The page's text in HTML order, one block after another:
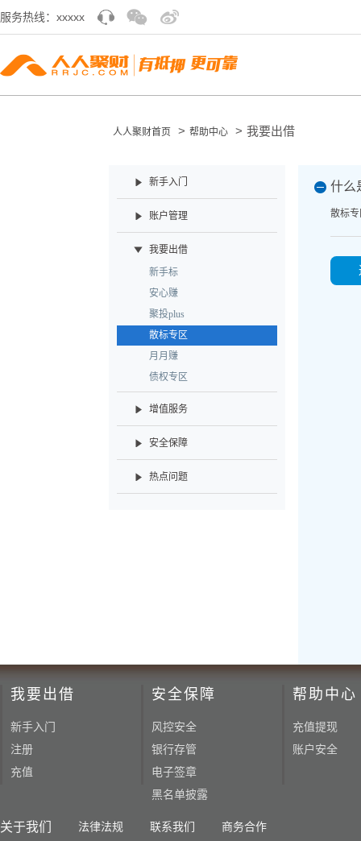
服务热线：xxxxx
人人聚财首页 > 帮助中心 > 我要出借
新手入门
账户管理
我要出借
新手标
安心赚
聚投plus
散标专区
月月赚
债权专区
增值服务
安全保障
热点问题
什么
散标
我要出借
新手入门
注册
充值
安全保障
风控安全
银行存管
电子签章
黑名单披露
帮助中心
充值提现
账户安全
关于我们 法律法规 联系我们 商务合作